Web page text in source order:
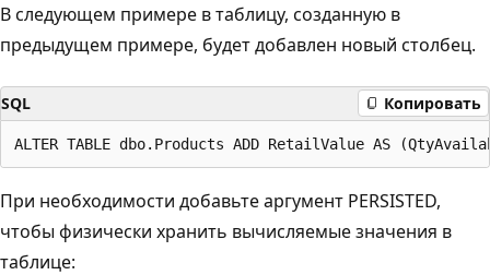
В следующем примере в таблицу, созданную в
предыдущем примере, будет добавлен новый столбец.
SQL Копировать
При необходимости добавьте аргумент PERSISTED,
чтобы физически хранить вычисляемые значения в
таблице: